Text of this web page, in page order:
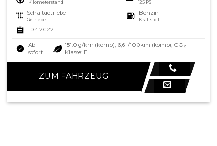
Kilometerstand 125 PS
Schaltgetriebe
Getriebe
Benzin
Kraftstoff
04.2022
Ab
sofort
151.0 g/km (komb), 6,6 l/100km (komb), CO₂-
Klasse: E
ZUM FAHRZEUG